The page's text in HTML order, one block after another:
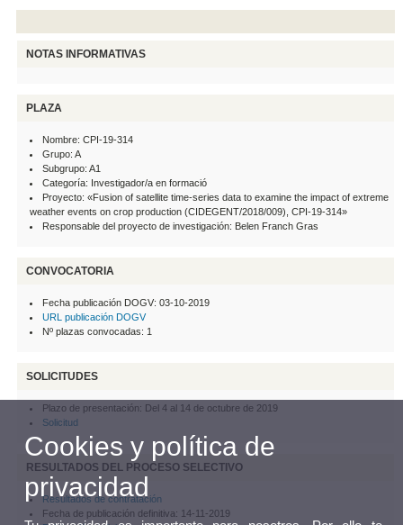
NOTAS INFORMATIVAS
PLAZA
Nombre: CPI-19-314
Grupo: A
Subgrupo: A1
Categoría: Investigador/a en formació
Proyecto: «Fusion of satellite time-series data to examine the impact of extreme
weather events on crop production (CIDEGENT/2018/009), CPI-19-314»
Responsable del proyecto de investigación: Belen Franch Gras
CONVOCATORIA
Fecha publicación DOGV: 03-10-2019
URL publicación DOGV
Nº plazas convocadas: 1
SOLICITUDES
Plazo de presentación: Del 4 al 14 de octubre de 2019
Solicitud
RESULTADOS DEL PROCESO SELECTIVO
Resultados de contratación
Fecha de publicación definitiva: 14-11-2019
Cookies y política de
privacidad